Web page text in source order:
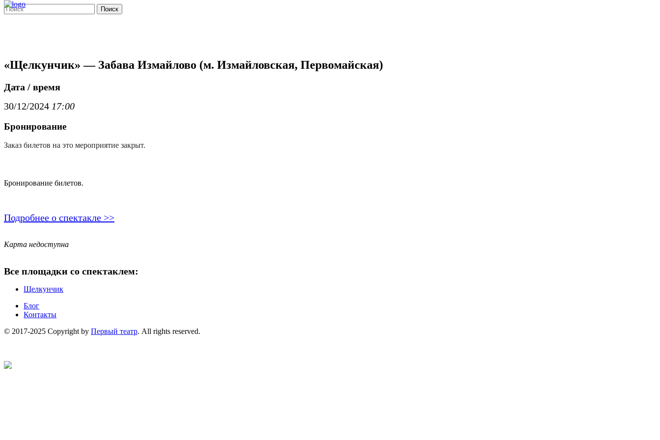
Поиск
«Щелкунчик» — Забава Измайлово (м. Измайловская, Первомайская)
Дата / время
30/12/2024 17:00
Бронирование
Заказ билетов на это мероприятие закрыт.
Бронирование билетов.
Подробнее о спектакле >>
Карта недоступна
Все площадки со спектаклем:
Щелкунчик
Блог
Контакты
© 2017-2025 Copyright by Первый театр. All rights reserved.